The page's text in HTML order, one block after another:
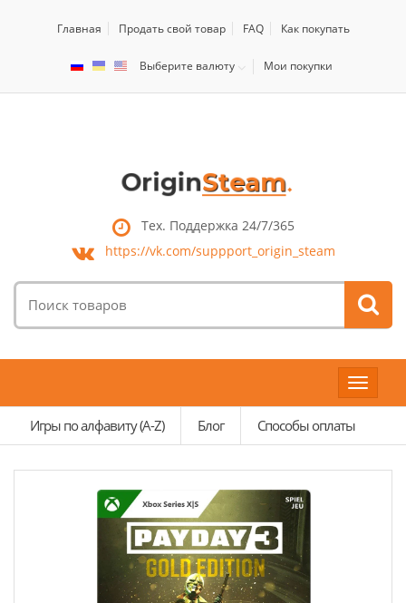
Главная Продать свой товар FAQ Как покупать
Выберите валюту Мои покупки
Тех. Поддержка 24/7/365
https://vk.com/suppport_origin_steam
товаров:
Toggle
Игры по алфавиту (A-Z)
Блог Способы оплаты